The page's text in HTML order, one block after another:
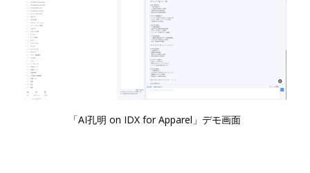
「AI孔明 on IDX for Apparel」デモ画面